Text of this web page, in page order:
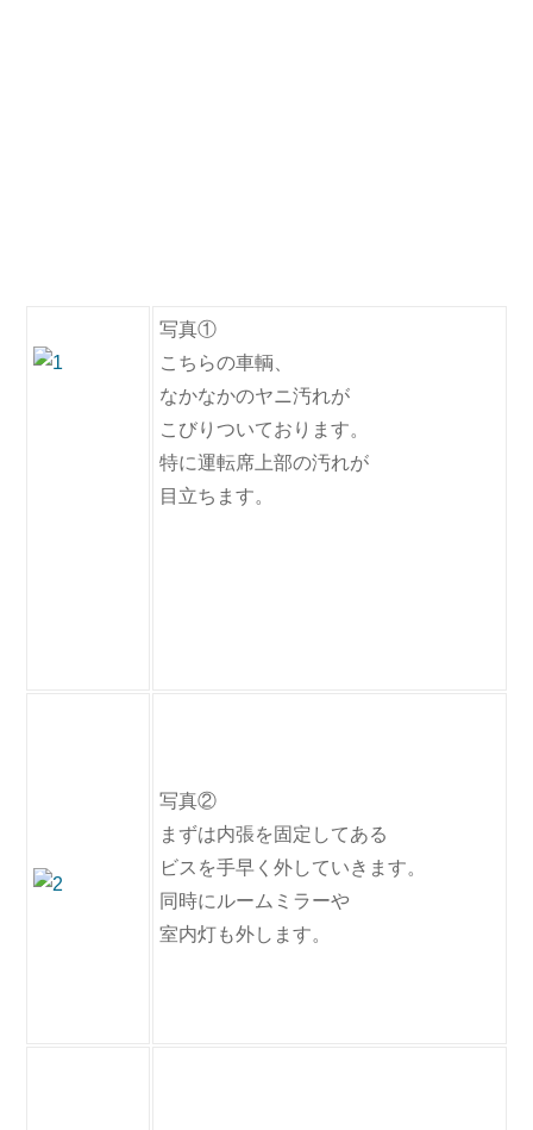
写真①
こちらの車輌、
なかなかのヤニ汚れが
こびりついております。
特に運転席上部の汚れが
目立ちます。
写真②
まずは内張を固定してある
ビスを手早く外していきます。
同時にルームミラーや
室内灯も外します。